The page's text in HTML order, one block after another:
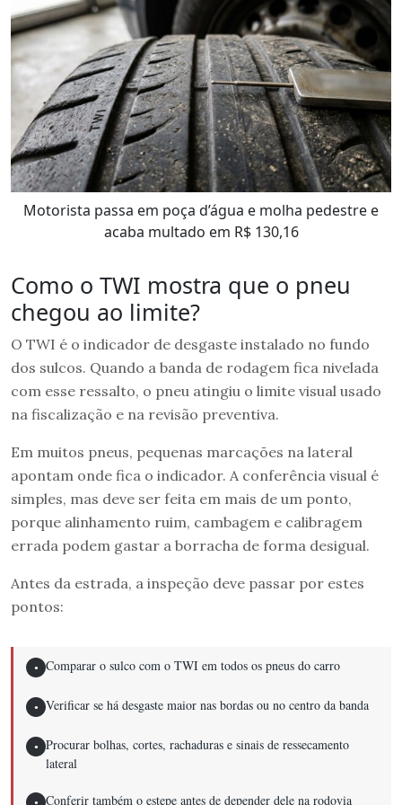
Motorista passa em poça d’água e molha pedestre e
acaba multado em R$ 130,16
Como o TWI mostra que o pneu
chegou ao limite?
O TWI é o indicador de desgaste instalado no fundo
dos sulcos. Quando a banda de rodagem fica nivelada
com esse ressalto, o pneu atingiu o limite visual usado
na fiscalização e na revisão preventiva.
Em muitos pneus, pequenas marcações na lateral
apontam onde fica o indicador. A conferência visual é
simples, mas deve ser feita em mais de um ponto,
porque alinhamento ruim, cambagem e calibragem
errada podem gastar a borracha de forma desigual.
Antes da estrada, a inspeção deve passar por estes
pontos:
● Comparar o sulco com o TWI em todos os pneus do carro
● Verificar se há desgaste maior nas bordas ou no centro da banda
●
Procurar bolhas, cortes, rachaduras e sinais de ressecamento
lateral
● Conferir também o estepe antes de depender dele na rodovia